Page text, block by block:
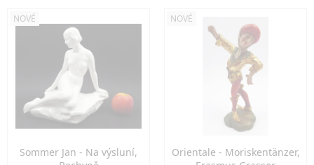
NOVÉ
Sommer Jan - Na výsluní,
NOVÉ
Orientale - Moriskentänzer,